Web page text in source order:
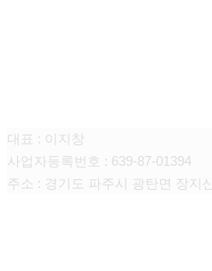
대표 : 이지창
사업자등록번호 : 639-87-01394
주소 : 경기도 파주시 광탄면 장지